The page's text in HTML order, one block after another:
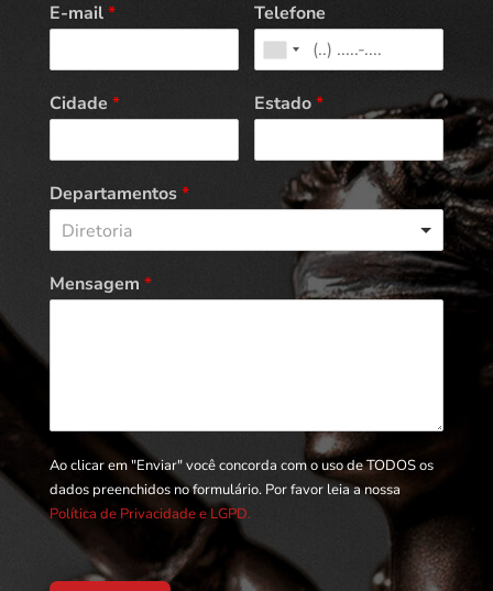
E-mail* Telefone
Cidade * Estado*
Departamentos*
Diretoria
Mensagem *
Ao clicar em "Enviar" você concorda com o uso de TODOS os
dados preenchidos no formulário. Por favor leia a nossa
Política de Privacidade e LGPD.